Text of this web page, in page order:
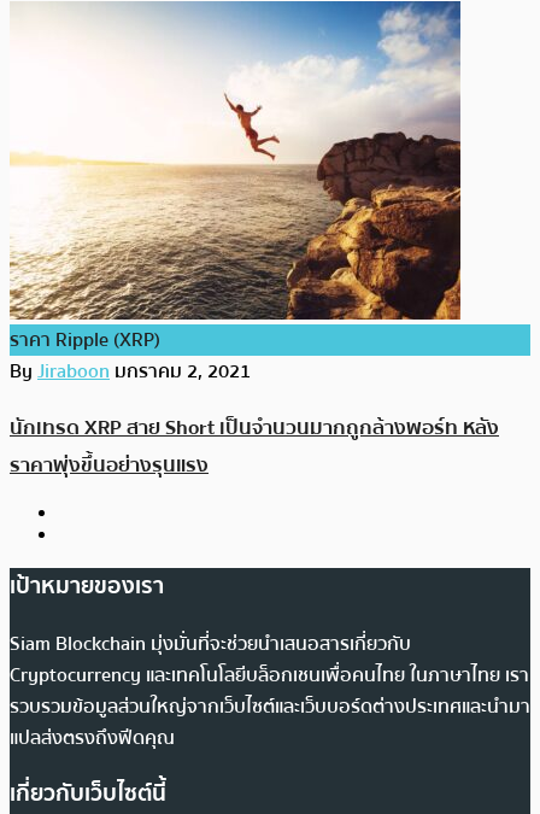
ราคา Ripple (XRP)
ByJiraboonมกราคม 2, 2021
นักเทรด XRP สาย Short เป็นจำนวนมากถูกล้างพอร์ท หลัง
ราคาพุ่งขึ้นอย่างรุนแรง
เป้าหมายของเรา
Siam Blockchain มุ่งมั่นที่จะช่วยนำเสนอสารเกี่ยวกับ
Cryptocurrency และเทคโนโลยีบล็อกเชนเพื่อคนไทย ในภาษาไทย เรา
รวบรวมข้อมูลส่วนใหญ่จากเว็บไซต์และเว็บบอร์ดต่างประเทศและนำมา
แปลส่งตรงถึงฟีดคุณ
เกี่ยวกับเว็บไซต์นี้